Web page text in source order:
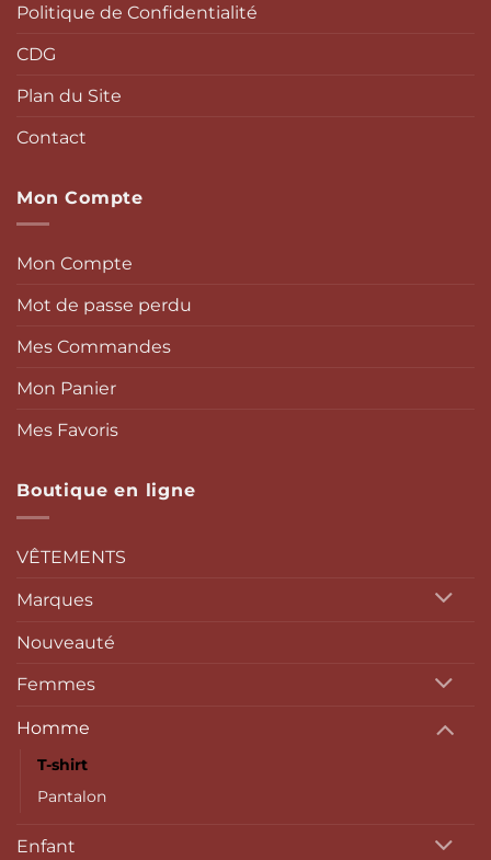
Politique de Confidentialité
CDG
Plan du Site
Contact
Mon Compte
Mon Compte
Mot de passe perdu
Mes Commandes
Mon Panier
Mes Favoris
Boutique en ligne
VÊTEMENTS
Marques
Nouveauté
Femmes
Homme
T-shirt
Pantalon
Enfant